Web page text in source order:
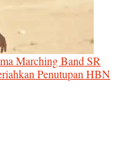
Marching Band SR
Penutupan HBN